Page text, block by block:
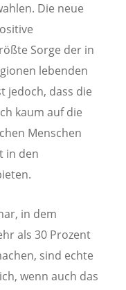
Die neue
Sorge der in
lebenden
jedoch, dass die
kaum auf die
Menschen
in den
in dem
als 30 Prozent
sind echte
wenn auch das